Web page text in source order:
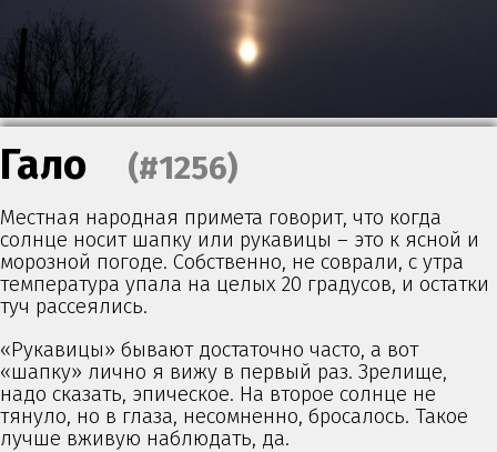
Гало (#1256)
Местная народная примета говорит, что когда
солнце носит шапку или рукавицы – это к ясной и
морозной погоде. Собственно, не соврали, с утра
температура упала на целых 20 градусов, и остатки
туч рассеялись.
«Рукавицы» бывают достаточно часто, а вот
«шапку» лично я вижу в первый раз. Зрелище,
надо сказать, эпическое. На второе солнце не
тянуло, но в глаза, несомненно, бросалось. Такое
лучше вживую наблюдать, да.